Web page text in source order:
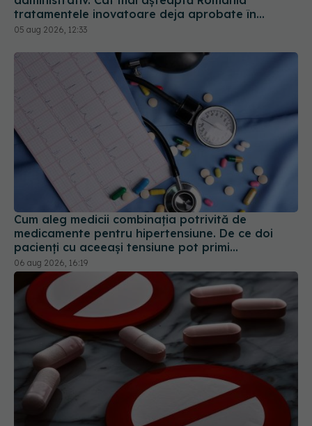
tratamentele inovatoare deja aprobate în
Europa
05 aug 2026, 12:33
Cum aleg medicii combinația potrivită de
medicamente pentru hipertensiune. De ce doi
pacienți cu aceeași tensiune pot primi
tratamente diferite
06 aug 2026, 16:19